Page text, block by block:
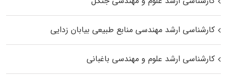
کارشناسی ارشد مهندسی منابع طبیعی بیابان زدایی
کارشناسی ارشد علوم و مهندسی باغبانی